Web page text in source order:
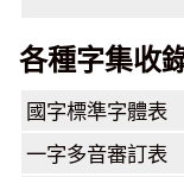
各種字集收
國字標準字體表
一字多音審訂表